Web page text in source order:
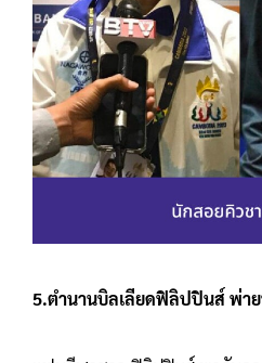
5.ตำนานบิลเลียดฟิลิปปินส์ พ่า